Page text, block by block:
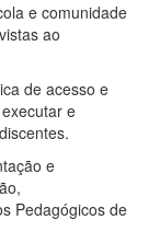
e comunidade
ao
de acesso e
e
e
Pedagógicos de